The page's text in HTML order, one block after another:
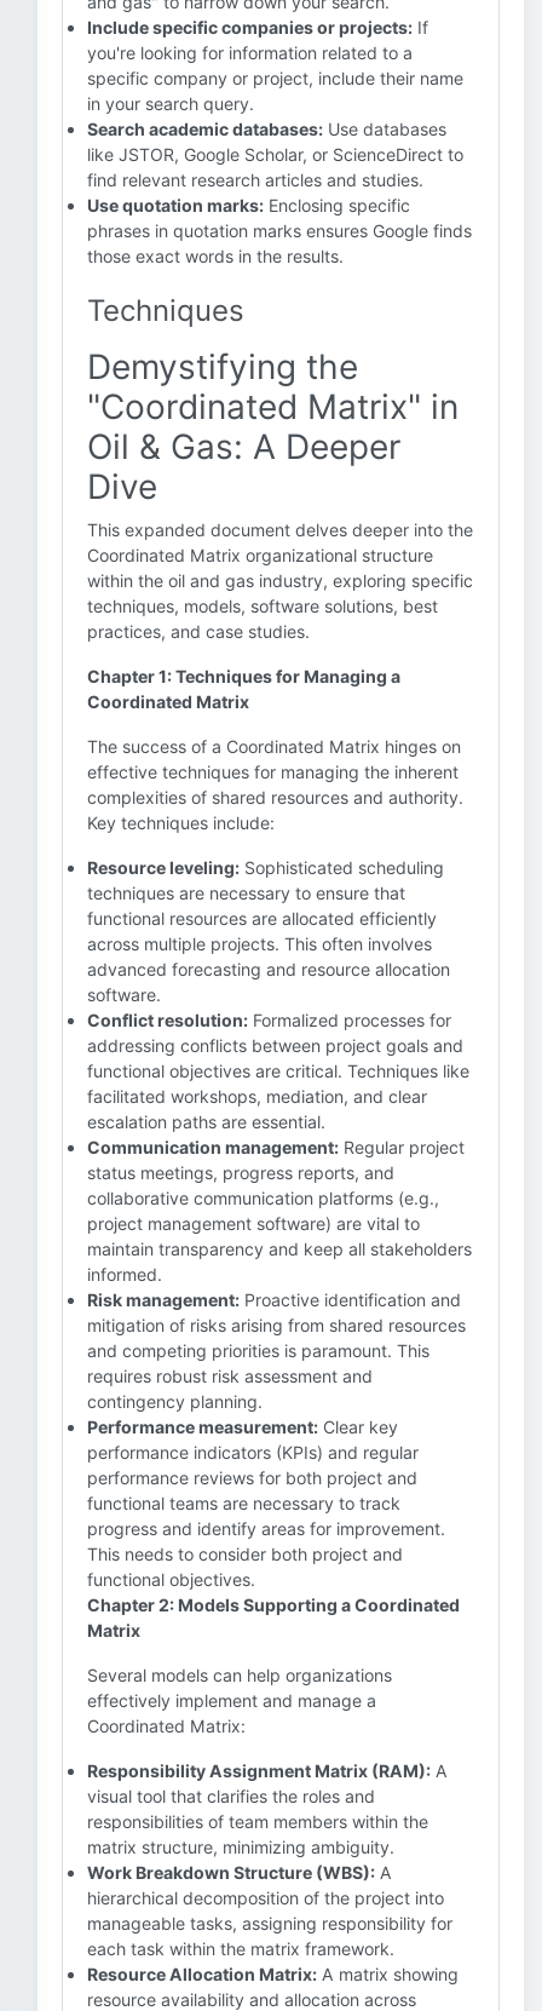
Include specific companies or projects: If
you're looking for information related to a
specific company or project, include their name
in your search query.
Search academic databases: Use databases
like JSTOR, Google Scholar, or ScienceDirect to
find relevant research articles and studies.
Use quotation marks: Enclosing specific
phrases in quotation marks ensures Google finds
those exact words in the results.
Techniques
Demystifying the
"Coordinated Matrix" in
Oil & Gas: A Deeper
Dive
This expanded document delves deeper into the
Coordinated Matrix organizational structure
within the oil and gas industry, exploring specific
techniques, models, software solutions, best
practices, and case studies.
Chapter 1: Techniques for Managing a
Coordinated Matrix
The success of a Coordinated Matrix hinges on
effective techniques for managing the inherent
complexities of shared resources and authority.
Key techniques include:
Resource leveling: Sophisticated scheduling
techniques are necessary to ensure that
functional resources are allocated efficiently
across multiple projects. This often involves
advanced forecasting and resource allocation
software.
Conflict resolution: Formalized processes for
addressing conflicts between project goals and
functional objectives are critical. Techniques like
facilitated workshops, mediation, and clear
escalation paths are essential.
Communication management: Regular project
status meetings, progress reports, and
collaborative communication platforms (e.g.,
project management software) are vital to
maintain transparency and keep all stakeholders
informed.
Risk management: Proactive identification and
mitigation of risks arising from shared resources
and competing priorities is paramount. This
requires robust risk assessment and
contingency planning.
Performance measurement: Clear key
performance indicators (KPIs) and regular
performance reviews for both project and
functional teams are necessary to track
progress and identify areas for improvement.
This needs to consider both project and
functional objectives.
Chapter 2: Models Supporting a Coordinated
Matrix
Several models can help organizations
effectively implement and manage a
Coordinated Matrix:
Responsibility Assignment Matrix (RAM): A
visual tool that clarifies the roles and
responsibilities of team members within the
matrix structure, minimizing ambiguity.
Work Breakdown Structure (WBS): A
hierarchical decomposition of the project into
manageable tasks, assigning responsibility for
each task within the matrix framework.
Resource Allocation Matrix: A matrix showing
resource availability and allocation across